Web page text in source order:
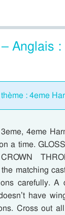
Anglais
: 4eme
4eme
a time.
matching
carefully. A
have
Cross out